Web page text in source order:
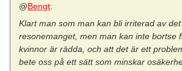
@Bengt:
Klart man som man kan bli irriterad av
resonemanget, men man kan inte bortse
kvinnor är rädda, och att det är ett
bete oss på ett sätt som minskar